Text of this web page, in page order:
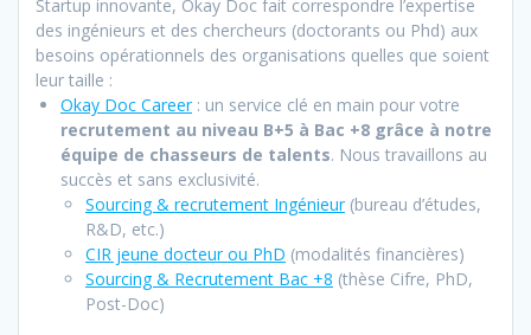
Startup innovante, Okay Doc fait correspondre l’expertise
des ingénieurs et des chercheurs (doctorants ou Phd) aux
besoins opérationnels des organisations quelles que soient
leur taille :
Okay Doc Career: un service clé en main pour votre
recrutement au niveau B+5 à Bac +8 grâce à notre
équipe de chasseurs de talents. Nous travaillons au
succès et sans exclusivité.
Sourcing & recrutement Ingénieur(bureau d’études,
R&D, etc.)
CIR jeune docteur ou PhD (modalités financières)
Sourcing & Recrutement Bac +8 (thèse Cifre, PhD,
Post-Doc)